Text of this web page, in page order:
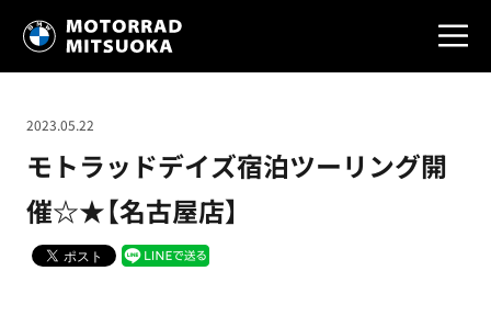
モトラッドデイズ宿泊ツーリング開
催☆★【名古屋店】
2023.05.22